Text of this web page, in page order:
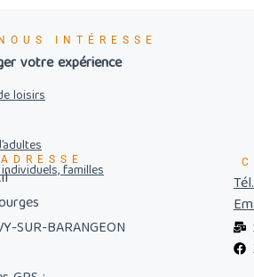
INTÉRESSE
votre expérience
loisirs
familles
SUR-BARANGEON